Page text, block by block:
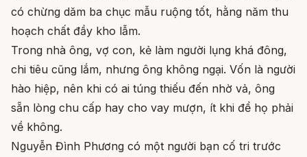
có chừng dăm ba chục mẫu ruộng tốt, hằng năm thu
hoạch chất đầy kho lẫm.
Trong nhà ông, vợ con, kẻ làm người lụng khá đông,
chi tiêu cũng lắm, nhưng ông không ngại. Vốn là người
hào hiệp, nên khi có ai túng thiếu đến nhờ vả, ông
sẵn lòng chu cấp hay cho vay mượn, ít khi để họ phải
về không.
Nguyễn Đình Phương có một người bạn cố tri trước